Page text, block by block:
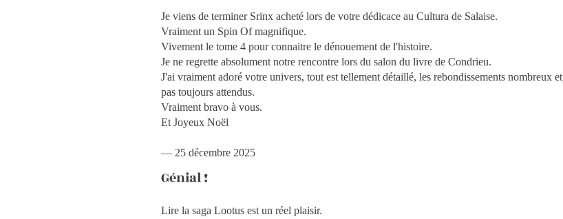
Je viens de terminer Srinx acheté lors de votre dédicace au Cultura de Salaise.
Vraiment un Spin Of magnifique.
Vivement le tome 4 pour connaitre le dénouement de l'histoire.
Je ne regrette absolument notre rencontre lors du salon du livre de Condrieu.
J'ai vraiment adoré votre univers, tout est tellement détaillé, les rebondissements nombreux et
pas toujours attendus.
Vraiment bravo à vous.
Et Joyeux Noël
— 25 décembre 2025
Génial !
Lire la saga Lootus est un réel plaisir.